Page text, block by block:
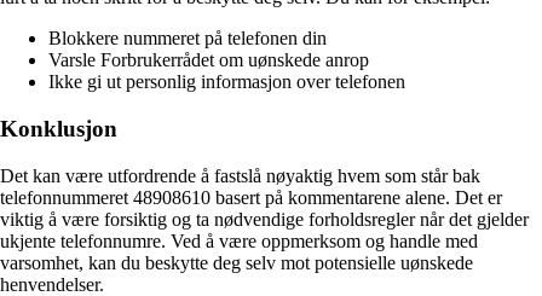
Blokkere nummeret på telefonen din
Varsle Forbrukerrådet om uønskede anrop
Ikke gi ut personlig informasjon over telefonen
Konklusjon
Det kan være utfordrende å fastslå nøyaktig hvem som står bak
telefonnummeret 48908610 basert på kommentarene alene. Det er
viktig å være forsiktig og ta nødvendige forholdsregler når det gjelder
ukjente telefonnumre. Ved å være oppmerksom og handle med
varsomhet, kan du beskytte deg selv mot potensielle uønskede
henvendelser.